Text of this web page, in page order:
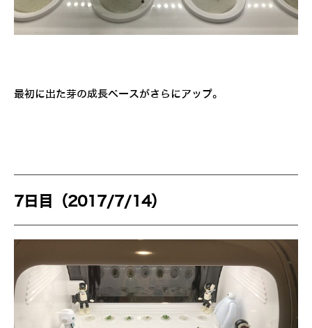
最初に出た芽の成長ペースがさらにアップ。
7日目（2017/7/14）